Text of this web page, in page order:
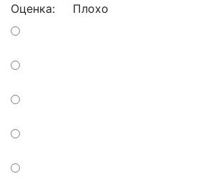
Оценка: Плохо